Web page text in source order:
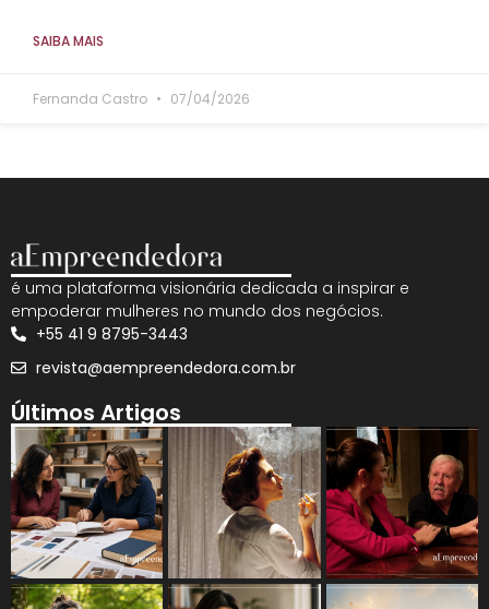
SAIBA MAIS
Fernanda Castro 07/04/2026
é uma plataforma visionária dedicada a inspirar e
empoderar mulheres no mundo dos negócios.
+55 41 9 8795-3443
revista@aempreendedora.com.br
Últimos Artigos